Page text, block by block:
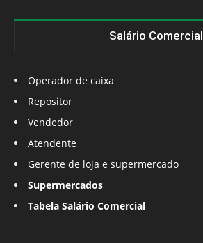
Salário Comercial
Operador de caixa
Repositor
Vendedor
Atendente
Gerente de loja e supermercado
Supermercados
Tabela Salário Comercial